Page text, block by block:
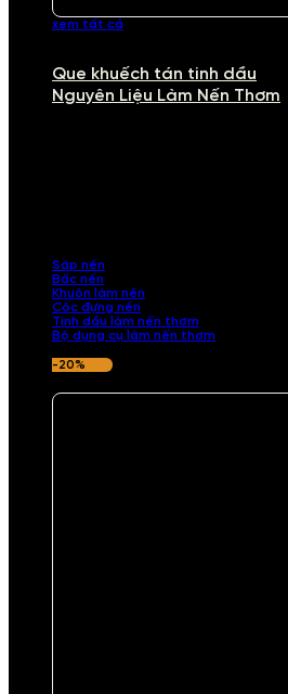
xem tất cả
Que khuếch tán tinh dầu
Nguyên Liệu Làm Nến Thơm
Sáp nến
Bấc nến
Khuôn làm nến
Cốc đựng nến
Tinh dầu làm nến thơm
Bộ dụng cụ làm nến thơm
-20%